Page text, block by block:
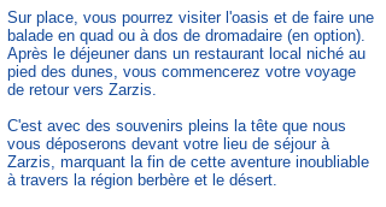
Sur place, vous pourrez visiter l'oasis et de faire une
balade en quad ou à dos de dromadaire (en option).
Après le déjeuner dans un restaurant local niché au
pied des dunes, vous commencerez votre voyage
de retour vers Zarzis.
C'est avec des souvenirs pleins la tête que nous
vous déposerons devant votre lieu de séjour à
Zarzis, marquant la fin de cette aventure inoubliable
à travers la région berbère et le désert.